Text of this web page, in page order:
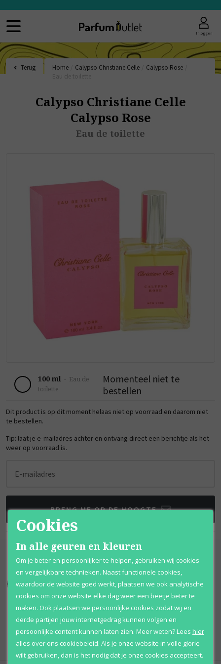
Inloggen
Terug Home Calypso Christiane Celle Calypso Rose
Calypso Christiane Celle
Calypso Rose
Eau de toilette
100 ml - Eau de
toilette
Momenteel niet te
bestellen
Dit product is op dit moment helaas niet op voorraad en daarom niet
te bestellen.
Tip: laat je e-mailadres achter en ontvang direct een berichtje als het
weer op voorraad is.
E-mailadres
BRENG ME OP DE HOOGTE
Kortingen tot wel 70% Al 12 jaar voordelig
100% originele parfums Afhalen mogelijk
Qshops Keurmerk
Cookies
In alle geuren en kleuren
Om je beter en persoonlijker te helpen, gebruiken wij cookies
en vergelijkbare technieken. Naast functionele cookies,
waardoor de website goed werkt, plaatsen we ook analytische
cookies om onze website elke dag weer een beetje beter te
maken. Ook plaatsen we persoonlijke cookies zodat wij en
derde partijen jouw internetgedrag kunnen volgen en
persoonlijke content kunnen laten zien. Meer weten?Lees hier
alles over ons cookiebeleid. Als je onze website in volle glorie
wilt gebruiken, dan is het nodig dat je onze cookies accepteert.